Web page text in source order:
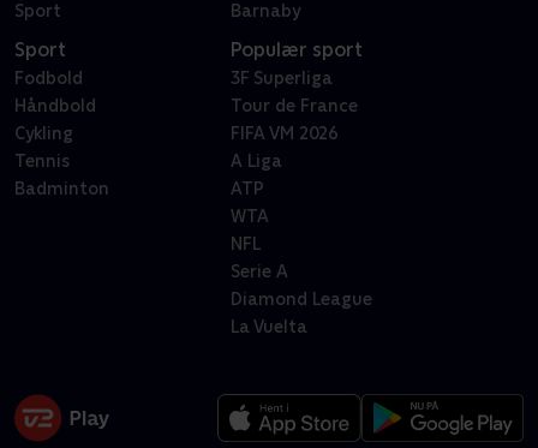
Sport
Barnaby
Sport
Fodbold
Håndbold
Cykling
Tennis
Badminton
Populær sport
3F Superliga
Tour de France
FIFA VM 2026
A Liga
ATP
WTA
NFL
Serie A
Diamond League
La Vuelta